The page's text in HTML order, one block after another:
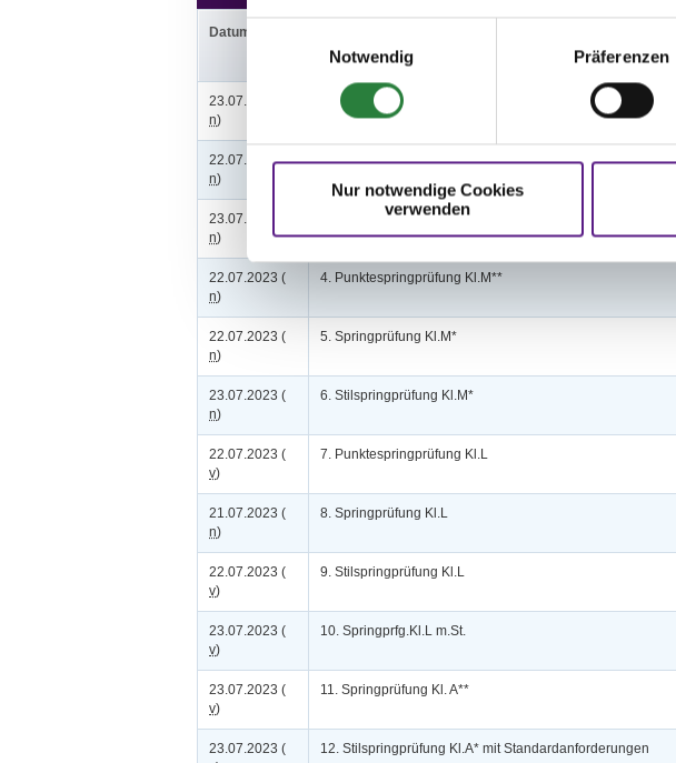
Einwilligungsauswahl
Notwendig
Präferenzen
Nur notwendige Cookies
verwenden
Datum
23.07.2023 (
n)
1. Springprf. Kl.S* m.Siegerrunde
22.07.2023 (
n)
2. Punktespringprüfung Kl.S*
23.07.2023 (
n)
3. Springprüfung Kl.M**
22.07.2023 (
n)
4. Punktespringprüfung Kl.M**
22.07.2023 (
n)
5. Springprüfung Kl.M*
23.07.2023 (
n)
6. Stilspringprüfung Kl.M*
22.07.2023 (
v)
7. Punktespringprüfung Kl.L
21.07.2023 (
n)
8. Springprüfung Kl.L
22.07.2023 (
v)
9. Stilspringprüfung Kl.L
23.07.2023 (
v)
10. Springprfg.Kl.L m.St.
23.07.2023 (
v)
11. Springprüfung Kl. A**
23.07.2023 (
12. Stilspringprüfung Kl.A* mit Standardanforderungen